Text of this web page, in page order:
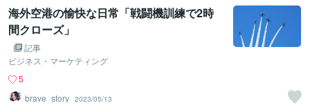
海外空港の愉快な日常「戦闘機訓練で2時
間クローズ」
記事
ビジネス・マーケティング
5
brave_story 2023/05/13